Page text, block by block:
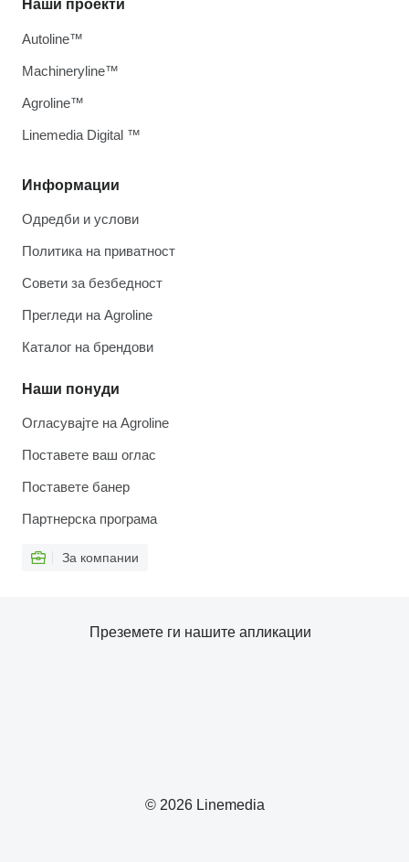
Информации
Одредби и услови
Политика на приватност
Совети за безбедност
Прегледи на Agroline
Каталог на брендови
Наши понуди
Огласувајте на Agroline
Поставете ваш оглас
Поставете банер
Партнерска програма
За компании
Наши проекти
Autoline™
Machineryline™
Agroline™
Linemedia Digital ™
© 2026 Linemedia
Преземете ги нашите апликации